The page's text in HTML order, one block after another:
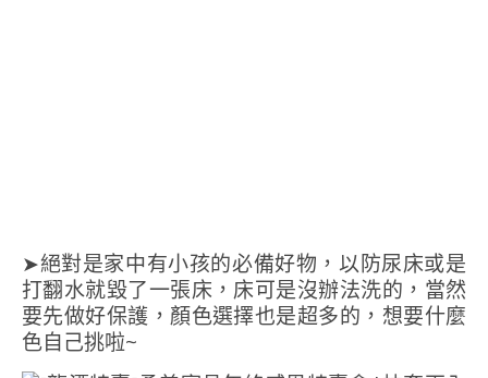
➤絕對是家中有小孩的必備好物，以防尿床或是
打翻水就毀了一張床，床可是沒辦法洗的，當然
要先做好保護，顏色選擇也是超多的，想要什麼
色自己挑啦~